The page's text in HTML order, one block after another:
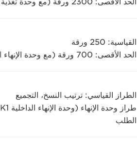
القياسية: 250 ورقة
الحد الأقصى: 700 ورقة (مع وحدة الإنهاء الداخلية K1 ودرج النسخ J2)
الطراز القياسي: ترتيب النسخ، التجميع
الطلب